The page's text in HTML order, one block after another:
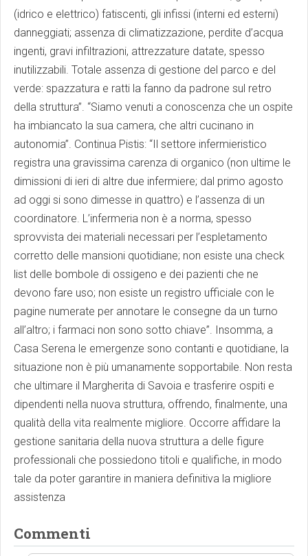
(idrico e elettrico) fatiscenti, gli infissi (interni ed esterni)
danneggiati; assenza di climatizzazione, perdite d’acqua
ingenti, gravi infiltrazioni, attrezzature datate, spesso
inutilizzabili. Totale assenza di gestione del parco e del
verde: spazzatura e ratti la fanno da padrone sul retro
della struttura”. “Siamo venuti a conoscenza che un ospite
ha imbiancato la sua camera, che altri cucinano in
autonomia”. Continua Pistis: “Il settore infermieristico
registra una gravissima carenza di organico (non ultime le
dimissioni di ieri di altre due infermiere; dal primo agosto
ad oggi si sono dimesse in quattro) e l’assenza di un
coordinatore. L’infermeria non è a norma, spesso
sprovvista dei materiali necessari per l’espletamento
corretto delle mansioni quotidiane; non esiste una check
list delle bombole di ossigeno e dei pazienti che ne
devono fare uso; non esiste un registro ufficiale con le
pagine numerate per annotare le consegne da un turno
all’altro; i farmaci non sono sotto chiave”. Insomma, a
Casa Serena le emergenze sono contanti e quotidiane, la
situazione non è più umanamente sopportabile. Non resta
che ultimare il Margherita di Savoia e trasferire ospiti e
dipendenti nella nuova struttura, offrendo, finalmente, una
qualità della vita realmente migliore. Occorre affidare la
gestione sanitaria della nuova struttura a delle figure
professionali che possiedono titoli e qualifiche, in modo
tale da poter garantire in maniera definitiva la migliore
assistenza
Commenti